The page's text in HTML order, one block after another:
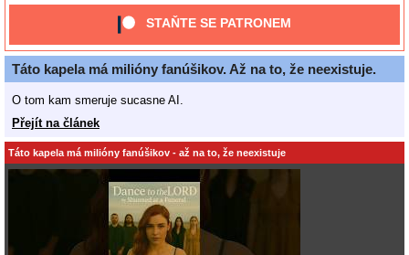
STAŇTE SE PATRONEM
Táto kapela má milióny fanúšikov. Až na to, že neexistuje.
O tom kam smeruje sucasne AI.
Přejít na článek
Táto kapela má milióny fanúšikov - až na to, že neexistuje